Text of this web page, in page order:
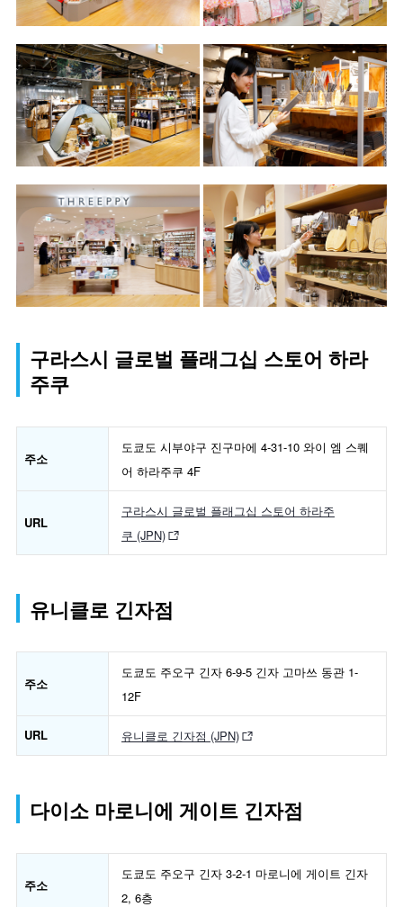
구라스시 글로벌 플래그십 스토어 하라
주쿠
주소
도쿄도 시부야구 진구마에 4-31-10 와이 엠 스퀘
어 하라주쿠 4F
URL
구라스시 글로벌 플래그십 스토어 하라주
쿠 (JPN)
유니클로 긴자점
주소
도쿄도 주오구 긴자 6-9-5 긴자 고마쓰 동관 1-
12F
URL 유니클로 긴자점 (JPN)
다이소 마로니에 게이트 긴자점
주소
도쿄도 주오구 긴자 3-2-1 마로니에 게이트 긴자
2, 6층